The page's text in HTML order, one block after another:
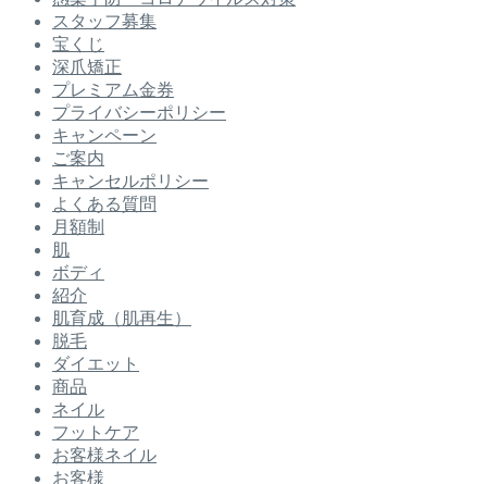
スタッフ募集
宝くじ
深爪矯正
プレミアム金券
プライバシーポリシー
キャンペーン
ご案内
キャンセルポリシー
よくある質問
月額制
肌
ボディ
紹介
肌育成（肌再生）
脱毛
ダイエット
商品
ネイル
フットケア
お客様ネイル
お客様